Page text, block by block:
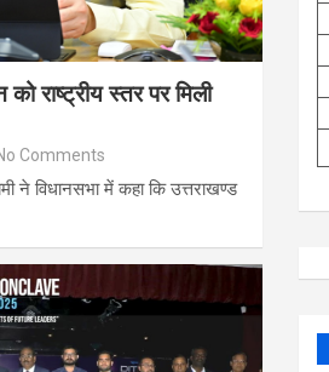
राष्ट्रीय स्तर पर मिली
Comments
ने विधानसभा में कहा कि उत्तराखण्ड